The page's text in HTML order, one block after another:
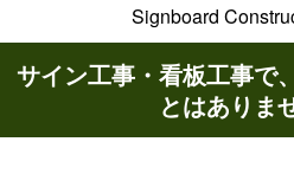
Signboard
サイン工事・看板工事で
とはありま